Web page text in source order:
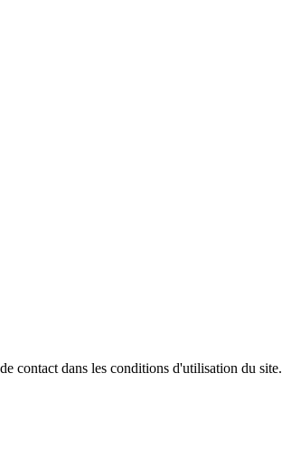
contact dans les conditions d'utilisation du site.